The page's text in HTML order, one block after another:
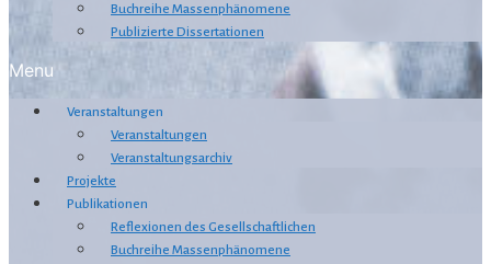
Buchreihe Massenphänomene
Publizierte Dissertationen
Menu
Veranstaltungen
Veranstaltungen
Veranstaltungsarchiv
Projekte
Publikationen
Reflexionen des Gesellschaftlichen
Buchreihe Massenphänomene